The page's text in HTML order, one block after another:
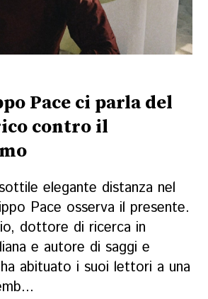
Pace ci parla del
contro il
elegante distanza nel
Pace osserva il presente.
dottore di ricerca in
e autore di saggi e
abituato i suoi lettori a una